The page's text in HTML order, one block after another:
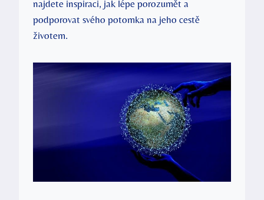
najdete inspiraci, jak lépe porozumět a
podporovat svého potomka na jeho cestě
životem.